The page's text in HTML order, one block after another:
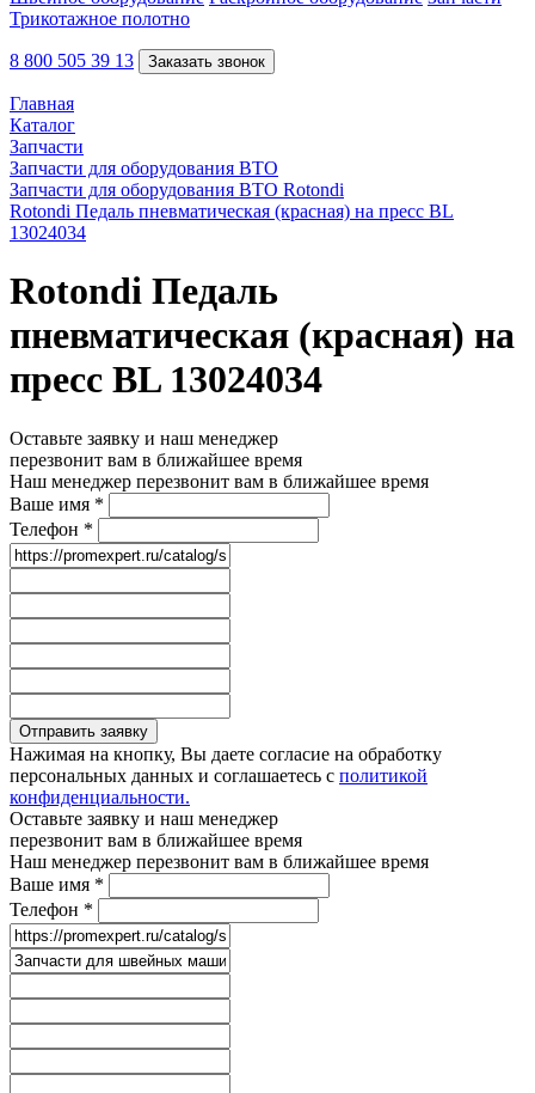
Трикотажное полотно
8 800 505 39 13 Заказать звонок
Главная
Каталог
Запчасти
Запчасти для оборудования ВТО
Запчасти для оборудования ВТО Rotondi
Rotondi Педаль пневматическая (красная) на пресс BL
13024034
Rotondi Педаль
пневматическая (красная) на
пресс BL 13024034
Оставьте заявку и наш менеджер
перезвонит вам в ближайшее время
Наш менеджер перезвонит вам в ближайшее время
Ваше имя *
Телефон *
Отправить заявку
Нажимая на кнопку, Вы даете согласие на обработку
персональных данных и соглашаетесь с политикой
конфиденциальности.
Оставьте заявку и наш менеджер
перезвонит вам в ближайшее время
Наш менеджер перезвонит вам в ближайшее время
Ваше имя *
Телефон *